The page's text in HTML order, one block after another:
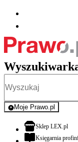
Moje Prawo.pl
- rejestracja i
Sklep LEX.pl
Księgarnia